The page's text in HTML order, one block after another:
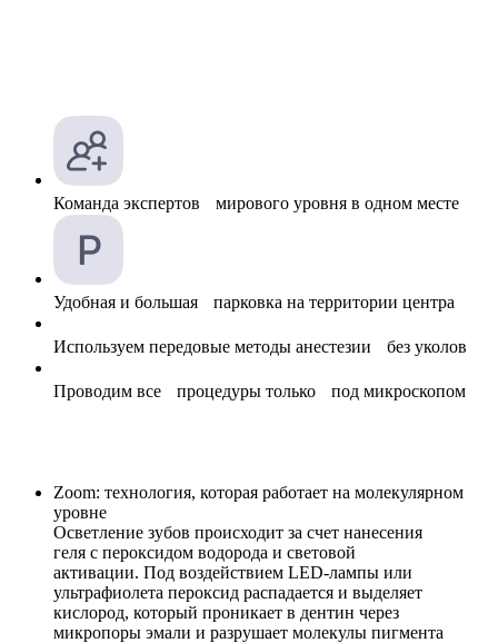
Команда экспертов мирового уровня в одном месте
Удобная и большая парковка на территории центра
Используем передовые методы анестезии без уколов
Проводим все процедуры только под микроскопом
Zoom: технология, которая работает на молекулярном
уровне
Осветление зубов происходит за счет нанесения
геля с пероксидом водорода и световой
активации. Под воздействием LED-лампы или
ультрафиолета пероксид распадается и выделяет
кислород, который проникает в дентин через
микропоры эмали и разрушает молекулы пигмента